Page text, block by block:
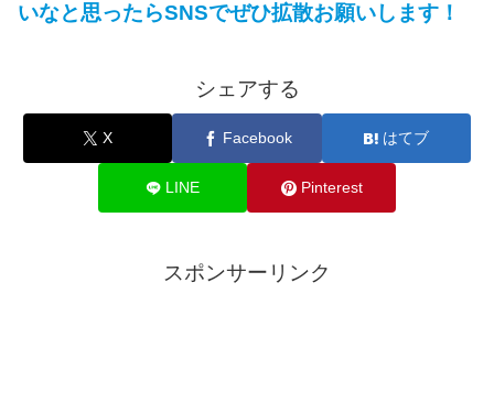
いなと思ったらSNSでぜひ拡散お願いします！
シェアする
X Facebook はてブ
LINE Pinterest
スポンサーリンク